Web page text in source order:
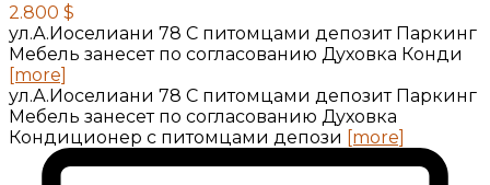
2.800 $
ул.А.Иоселиани 78 С питомцами депозит Паркинг
Мебель занесет по согласованию Духовка Конди
[more]
ул.А.Иоселиани 78 С питомцами депозит Паркинг
Мебель занесет по согласованию Духовка
Кондиционер с питомцами депози [more]